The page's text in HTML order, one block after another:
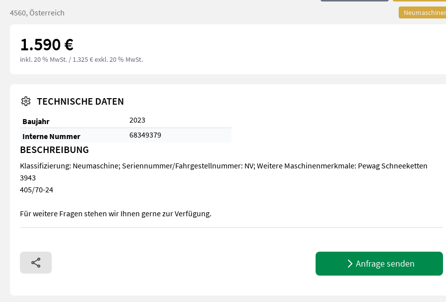
4560, Österreich
1.590 €
inkl. 20 % MwSt. / 1.325 € exkl. 20 % MwSt.
TECHNISCHE DATEN
Baujahr
2023
Interne Nummer
68349379
BESCHREIBUNG
Klassifizierung: Neumaschine; Seriennummer/Fahrgestellnummer: NV; Weitere Maschinenmerkmale: Pewag Schneeketten
3943
405/70-24
Für weitere Fragen stehen wir Ihnen gerne zur Verfügung.
Klassifizierung: Neumaschine; Seriennummer/Fahrgestellnummer: NV; Weitere Maschinenmerkmale: Pewag Schneeketten
Anfrage senden